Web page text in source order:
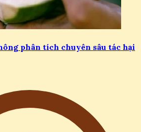
phân tích chuyên sâu tác hại